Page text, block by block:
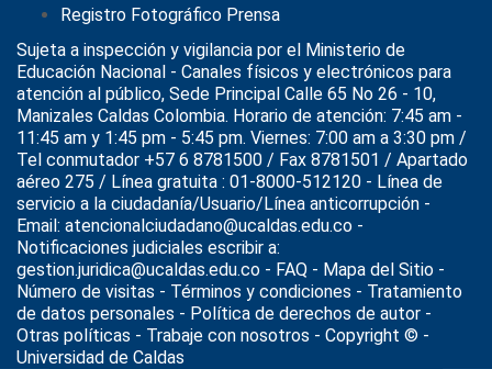
Registro Fotográfico Prensa
Sujeta a inspección y vigilancia por el Ministerio de
Educación Nacional - Canales físicos y electrónicos para
atención al público, Sede Principal Calle 65 No 26 - 10,
Manizales Caldas Colombia. Horario de atención: 7:45 am -
11:45 am y 1:45 pm - 5:45 pm. Viernes: 7:00 am a 3:30 pm /
Tel conmutador +57 6 8781500 / Fax 8781501 / Apartado
aéreo 275 / Línea gratuita : 01-8000-512120 - Línea de
servicio a la ciudadanía/Usuario/Línea anticorrupción -
Email: atencionalciudadano@ucaldas.edu.co -
Notificaciones judiciales escribir a:
gestion.juridica@ucaldas.edu.co - FAQ - Mapa del Sitio -
Número de visitas - Términos y condiciones - Tratamiento
de datos personales - Política de derechos de autor -
Otras políticas - Trabaje con nosotros - Copyright © -
Universidad de Caldas